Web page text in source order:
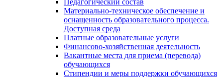
Педагогический состав
Материально-техническое обеспечение и
оснащенность образовательного процесса.
Доступная среда
Платные образовательные услуги
Финансово-хозяйственная деятельность
Вакантные места для приема (перевода)
обучающихся
Стипендии и меры поддержки обучающихся